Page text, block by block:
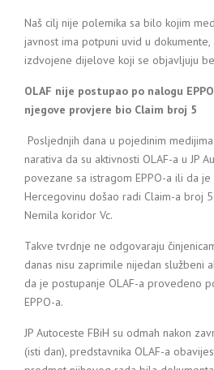
Naš cilj nije polemika sa bilo kojim
javnost ima potpuni uvid u
izdvojene dijelove koji se objavljuju
OLAF nije postupao po nalogu
njegove provjere bio Claim broj 5
Posljednjih dana u pojedinim
narativa da su aktivnosti OLAF-a u JP
povezane sa istragom EPPO-a ili da je
Hercegovinu došao radi Claim-a broj
Nemila koridor Vc.
Takve tvrdnje ne odgovaraju
danas nisu zaprimile nijedan službeni
da je postupanje OLAF-a provedeno
EPPO-a.
JP Autoceste FBiH su odmah nakon
(isti dan), predstavnika OLAF-a